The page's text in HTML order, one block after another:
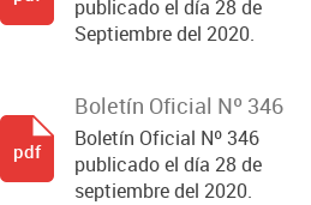
publicado el día 28 de
Septiembre del 2020.
Boletín Oficial Nº 346
Boletín Oficial Nº 346
publicado el día 28 de
septiembre del 2020.
pdf